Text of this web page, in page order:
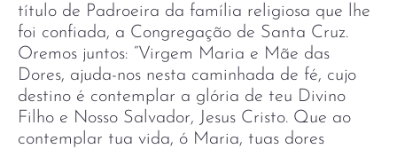
título de Padroeira da família religiosa que lhe
foi confiada, a Congregação de Santa Cruz.
Oremos juntos: “Virgem Maria e Mãe das
Dores, ajuda-nos nesta caminhada de fé, cujo
destino é contemplar a glória de teu Divino
Filho e Nosso Salvador, Jesus Cristo. Que ao
contemplar tua vida, ó Maria, tuas dores